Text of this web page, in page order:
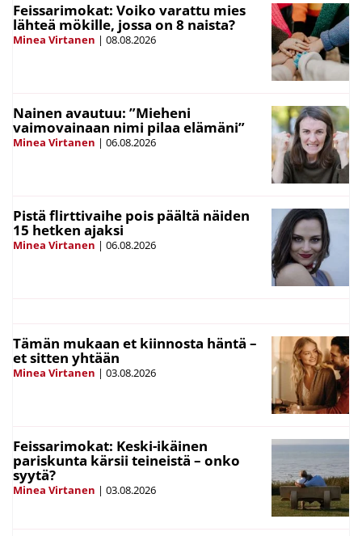
Feissarimokat: Voiko varattu mies
lähteä mökille, jossa on 8 naista?
Minea Virtanen | 08.08.2026
Nainen avautuu: ”Mieheni
vaimovainaan nimi pilaa elämäni”
Minea Virtanen | 06.08.2026
Pistä flirttivaihe pois päältä näiden
15 hetken ajaksi
Minea Virtanen | 06.08.2026
Tämän mukaan et kiinnosta häntä –
et sitten yhtään
Minea Virtanen | 03.08.2026
Feissarimokat: Keski-ikäinen
pariskunta kärsii teineistä – onko
syytä?
Minea Virtanen | 03.08.2026